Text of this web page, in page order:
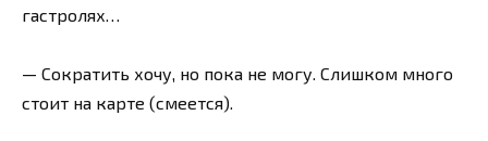
гастролях…
— Сократить хочу, но пока не могу. Слишком много
стоит на карте (смеется).